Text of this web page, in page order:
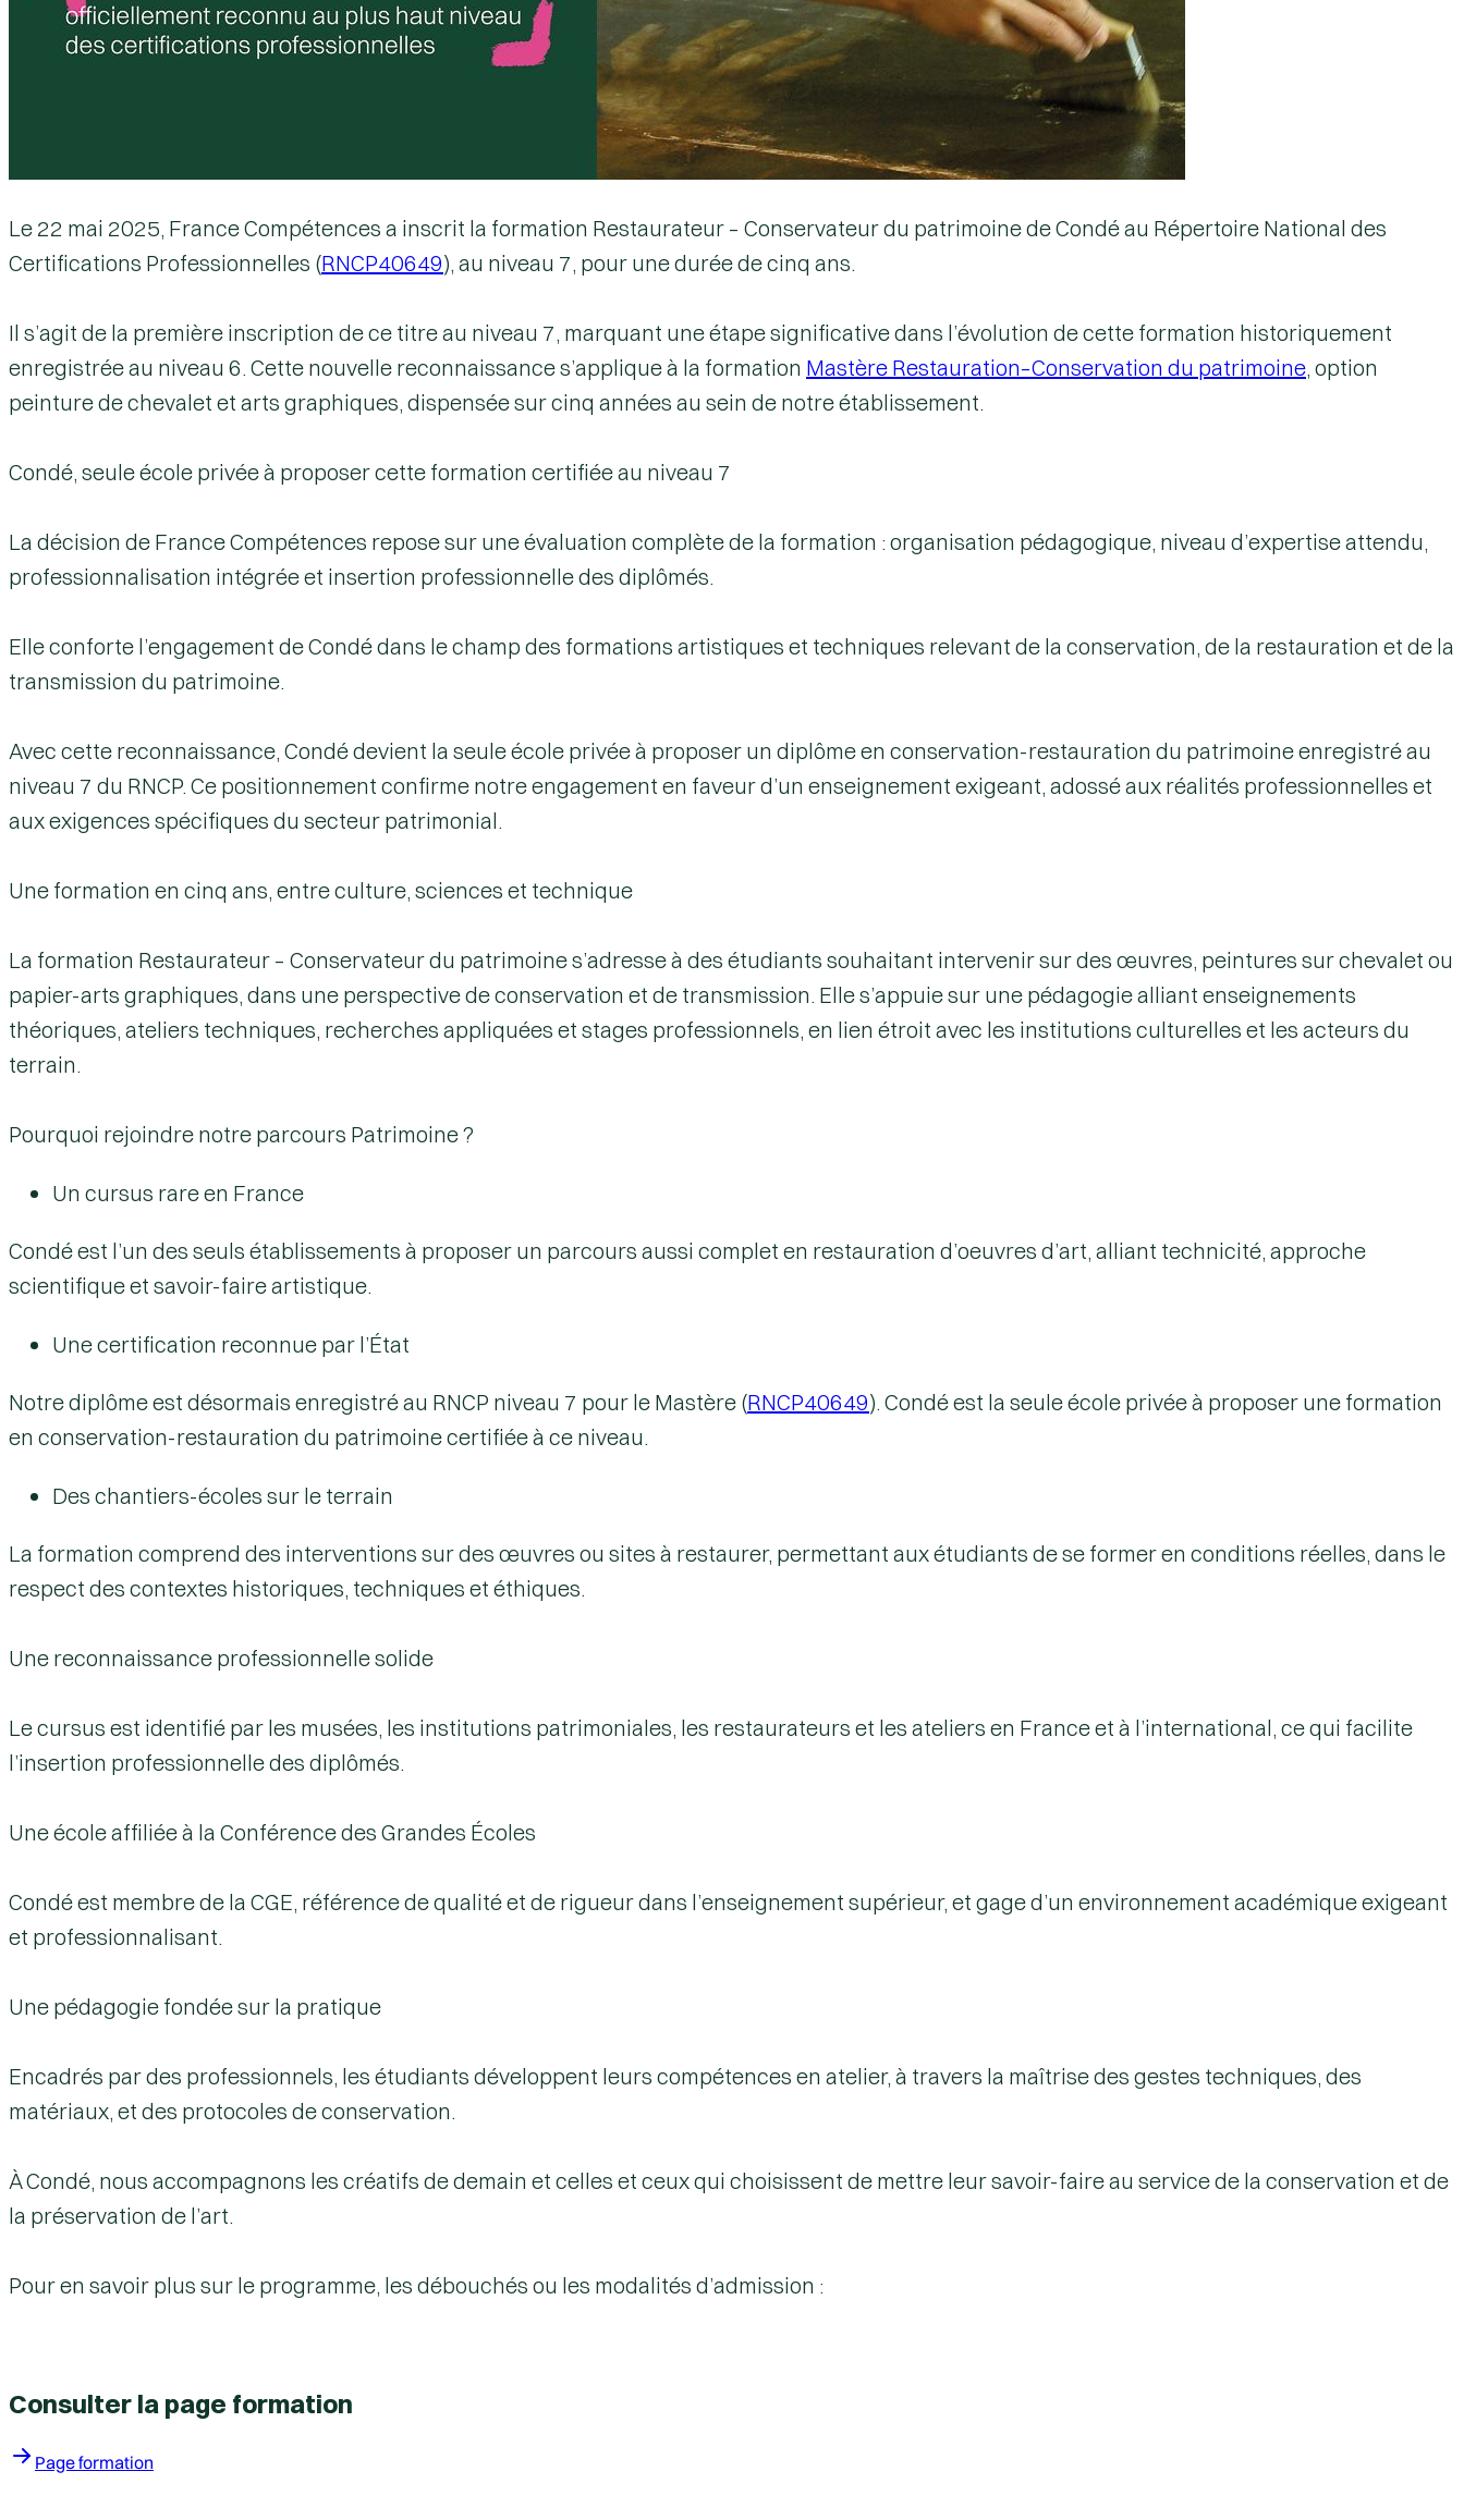
Le 22 mai 2025, France Compétences a inscrit la formation Restaurateur – Conservateur du patrimoine de Condé au Répertoire National des
Certifications Professionnelles (RNCP40649), au niveau 7, pour une durée de cinq ans.
Il s’agit de la première inscription de ce titre au niveau 7, marquant une étape significative dans l’évolution de cette formation historiquement
enregistrée au niveau 6. Cette nouvelle reconnaissance s’applique à la formation Mastère Restauration–Conservation du patrimoine, option
peinture de chevalet et arts graphiques, dispensée sur cinq années au sein de notre établissement.
Condé, seule école privée à proposer cette formation certifiée au niveau 7
La décision de France Compétences repose sur une évaluation complète de la formation : organisation pédagogique, niveau d’expertise attendu,
professionnalisation intégrée et insertion professionnelle des diplômés.
Elle conforte l’engagement de Condé dans le champ des formations artistiques et techniques relevant de la conservation, de la restauration et de la
transmission du patrimoine.
Avec cette reconnaissance, Condé devient la seule école privée à proposer un diplôme en conservation-restauration du patrimoine enregistré au
niveau 7 du RNCP. Ce positionnement confirme notre engagement en faveur d’un enseignement exigeant, adossé aux réalités professionnelles et
aux exigences spécifiques du secteur patrimonial.
Une formation en cinq ans, entre culture, sciences et technique
La formation Restaurateur – Conservateur du patrimoines’adresse à des étudiants souhaitant intervenir sur des œuvres, peintures sur chevalet ou
papier-arts graphiques, dans une perspective de conservation et de transmission. Elle s’appuie sur une pédagogie alliant enseignements
théoriques, ateliers techniques, recherches appliquées et stages professionnels, en lien étroit avec les institutions culturelles et les acteurs du
terrain.
Pourquoi rejoindre notre parcours Patrimoine ?
Un cursus rare en France
Condé est l’un des seuls établissements à proposer un parcours aussi complet en restauration d’oeuvres d’art, alliant technicité, approche
scientifique et savoir-faire artistique.
Une certification reconnue par l’État
Notre diplôme est désormais enregistré au RNCP niveau 7 pour le Mastère (RNCP40649). Condé est la seule école privéeà proposer une formation
en conservation-restauration du patrimoine certifiée à ce niveau.
Des chantiers-écoles sur le terrain
La formation comprend des interventions sur des œuvres ou sites à restaurer, permettant aux étudiants de se former en conditions réelles, dans le
respect des contextes historiques, techniques et éthiques.
Une reconnaissance professionnelle solide
Le cursus est identifié par les musées, les institutions patrimoniales, les restaurateurs et les ateliers en France et à l’international, ce qui facilite
l’insertion professionnelle des diplômés.
Une école affiliée à la Conférence des Grandes Écoles
Condé est membre de la CGE, référence de qualité et de rigueur dans l’enseignement supérieur, et gage d’un environnement académique exigeant
et professionnalisant.
Une pédagogie fondée sur la pratique
Encadrés par des professionnels, les étudiants développent leurs compétences en atelier, à travers la maîtrise des gestes techniques, des
matériaux, et des protocoles de conservation.
À Condé, nous accompagnons les créatifs de demain et celles et ceux qui choisissent de mettre leur savoir-faire au service de la conservation et de
la préservation de l’art.
Pour en savoir plus sur le programme, les débouchés ou les modalités d’admission :
Consulter la page formation
Page formation